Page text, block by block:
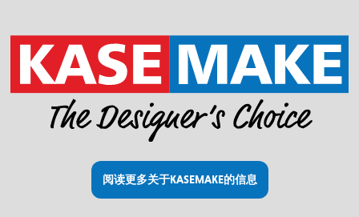
阅读更多关于KASEMAKE的信息